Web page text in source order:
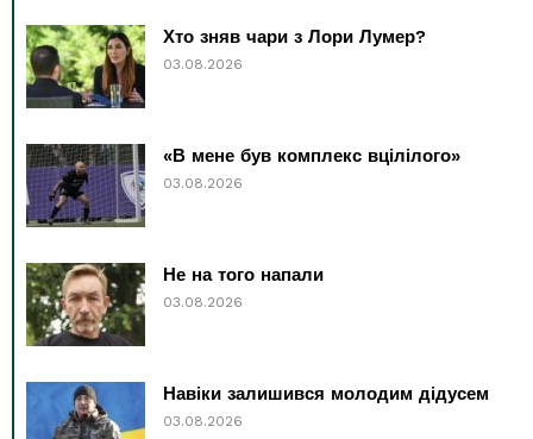
Хто зняв чари з Лори Лумер?
03.08.2026
«В мене був комплекс вцілілого»
03.08.2026
Не на того напали
03.08.2026
Навіки залишився молодим дідусем
03.08.2026